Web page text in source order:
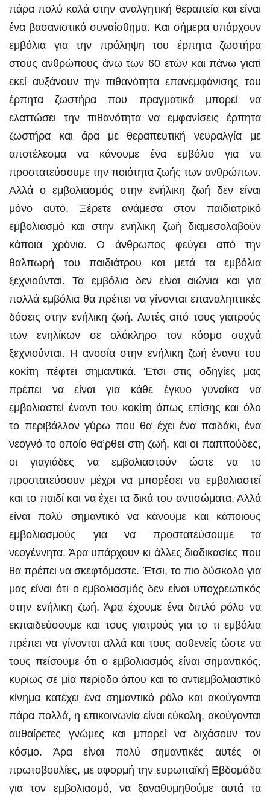
πάρα πολύ καλά στην αναλγητική θεραπεία και είναι
ένα βασανιστικό συναίσθημα. Και σήμερα υπάρχουν
εμβόλια για την πρόληψη του έρπητα ζωστήρα
στους ανθρώπους άνω των 60 ετών και πάνω γιατί
εκεί αυξάνουν την πιθανότητα επανεμφάνισης του
έρπητα ζωστήρα που πραγματικά μπορεί να
ελαττώσει την πιθανότητα να εμφανίσεις έρπητα
ζωστήρα και άρα με θεραπευτική νευραλγία με
αποτέλεσμα να κάνουμε ένα εμβόλιο για να
προστατεύσουμε την ποιότητα ζωής των ανθρώπων.
Αλλά ο εμβολιασμός στην ενήλικη ζωή δεν είναι
μόνο αυτό. Ξέρετε ανάμεσα στον παιδιατρικό
εμβολιασμό και στην ενήλικη ζωή διαμεσολαβούν
κάποια χρόνια. Ο άνθρωπος φεύγει από την
θαλπωρή του παιδιάτρου και μετά τα εμβόλια
ξεχνιούνται. Τα εμβόλια δεν είναι αιώνια και για
πολλά εμβόλια θα πρέπει να γίνονται επαναληπτικές
δόσεις στην ενήλικη ζωή. Αυτές από τους γιατρούς
των ενηλίκων σε ολόκληρο τον κόσμο συχνά
ξεχνιούνται. Η ανοσία στην ενήλικη ζωή έναντι του
κοκίτη πέφτει σημαντικά. Έτσι στις οδηγίες μας
πρέπει να είναι για κάθε έγκυο γυναίκα να
εμβολιαστεί έναντι του κοκίτη όπως επίσης και όλο
το περιβάλλον γύρω που θα έχει ένα παιδάκι, ένα
νεογνό το οποίο θα’ρθει στη ζωή, και οι παππούδες,
οι γιαγιάδες να εμβολιαστούν ώστε να το
προστατεύσουν μέχρι να μπορέσει να εμβολιαστεί
και το παιδί και να έχει τα δικά του αντισώματα. Αλλά
είναι πολύ σημαντικό να κάνουμε και κάποιους
εμβολιασμούς για να προστατεύσουμε τα
νεογέννητα. Άρα υπάρχουν κι άλλες διαδικασίες που
θα πρέπει να σκεφτόμαστε. Έτσι, το πιο δύσκολο για
μας είναι ότι ο εμβολιασμός δεν είναι υποχρεωτικός
στην ενήλικη ζωή. Άρα έχουμε ένα διπλό ρόλο να
εκπαιδεύσουμε και τους γιατρούς για το τι εμβόλια
πρέπει να γίνονται αλλά και τους ασθενείς ώστε να
τους πείσουμε ότι ο εμβολιασμός είναι σημαντικός,
κυρίως σε μία περίοδο όπου και το αντιεμβολιαστικό
κίνημα κατέχει ένα σημαντικό ρόλο και ακούγονται
πάρα πολλά, η επικοινωνία είναι εύκολη, ακούγονται
αυθαίρετες γνώμες και μπορεί να διχάσουν τον
κόσμο. Άρα είναι πολύ σημαντικές αυτές οι
πρωτοβουλίες, με αφορμή την ευρωπαϊκή Εβδομάδα
για τον εμβολιασμό, να ξαναθυμηθούμε αυτά τα